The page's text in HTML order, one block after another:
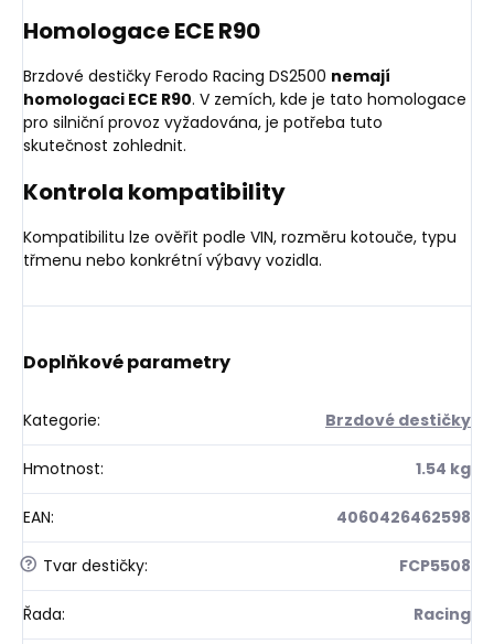
Homologace ECE R90
Brzdové destičky Ferodo Racing DS2500 nemají
homologaci ECE R90. V zemích, kde je tato homologace
pro silniční provoz vyžadována, je potřeba tuto
skutečnost zohlednit.
Kontrola kompatibility
Kompatibilitu lze ověřit podle VIN, rozměru kotouče, typu
třmenu nebo konkrétní výbavy vozidla.
Doplňkové parametry
Kategorie: Brzdové destičky
Hmotnost: 1.54 kg
EAN: 4060426462598
? Tvar destičky: FCP5508
Řada: Racing